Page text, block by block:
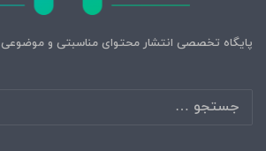
پایگاه تخصصی انتشار محتوای مناسبتی و موضوعی